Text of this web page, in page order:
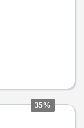
35%